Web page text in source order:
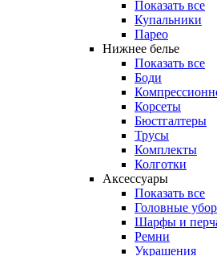
Показать все
Купальники
Парео
Нижнее белье
Показать все
Боди
Корсеты
Бюстгалтеры
Трусы
Комплекты
Колготки
Аксессуары
Показать все
Головные
Шарфы и
Ремни
Украшения